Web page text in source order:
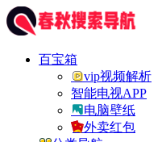
百宝箱
vip视频解析
智能电视APP
电脑壁纸
外卖红包